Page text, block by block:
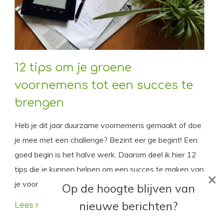
12 tips om je groene
voornemens tot een succes te
brengen
Heb je dit jaar duurzame voornemens gemaakt of doe
je mee met een challenge? Bezint eer ge begint! Een
goed begin is het halve werk. Daarom deel ik hier 12
tips die je kunnen helpen om een succes te maken van
je voornemens.
Lees meer
Op de hoogte blijven van
nieuwe berichten?
×